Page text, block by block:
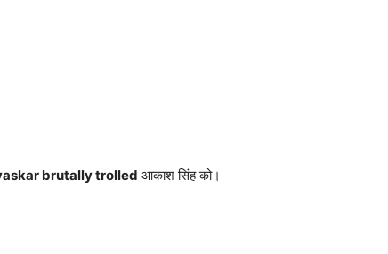
brutally trolled आकाश सिंह को।